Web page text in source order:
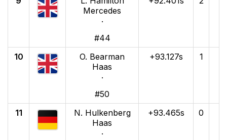
Mercedes
·
#44
10
O. Bearman
Haas
·
#50
+93.127s 1
11
N. Hulkenberg
Haas
·
+93.465s 0